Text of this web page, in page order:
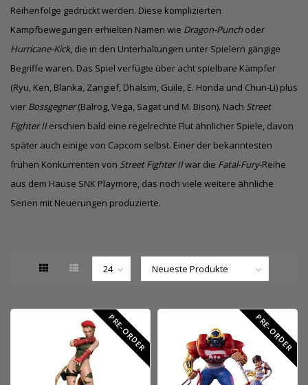
Reihenfolge gedrückt werden. Diese komplizierten
Kampfbewegungen erhielten Namen wie Dragon-Punch oder
Hurricane-Kick, die in den Unterhaltungen unter Spielern gängige
Begriffe waren. Das Spiel verfügte über acht spielbare Kämpfer
(Ryu, Ken, Blanka, Zangief, Dhalsim, Guile, E. Honda und Chun-Li) plus
vier Bossgegner(Balrog, Vega, Sagat und M. Bison). Nach Street
Fighter IIerschien bald eine regelrechte Flut ähnlicher Spiele, davon
später auch einige von Capcom selbst. Einer der bekanntesten
frühen Konkurrenten von Street Fighter IIwar die Fatal-Fury-Reihe
aus dem Hause SNK Playmore, das noch viele weitere ähnliche
Serien mit Neuerungen produzierte.
PRE-ORDER PRE-ORDER